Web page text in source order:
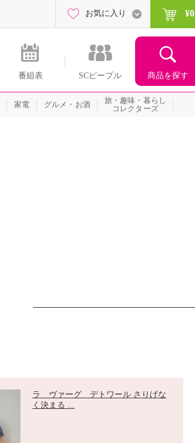
番組表 SCピープル 商品を探す
お気に入り ¥0
家電 グルメ・お酒
旅・趣味・暮らし
コレクターズ
ラ ヴァーグ デトワール さりげな
く決まる ...